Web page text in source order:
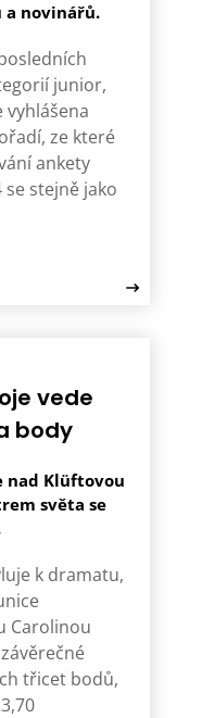
novinářů.
junior,
ze které
ankety
stejně jako
vede
body
nad Klüftovou
světa se
k dramatu,
Carolinou
třicet bodů,